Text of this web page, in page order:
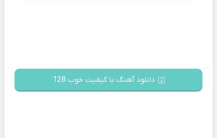
دانلود آهنگ با کیفیت خوب 128